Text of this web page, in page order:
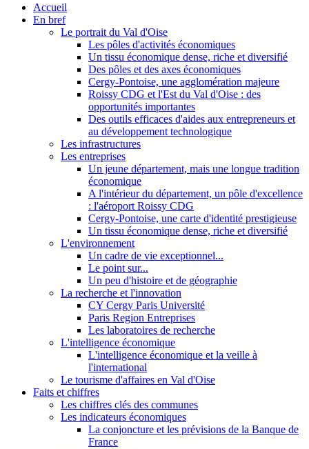
Accueil
En bref
Le portrait du Val d'Oise
Les pôles d'activités économiques
Un tissu économique dense, riche et diversifié
Des pôles et des axes économiques
Cergy-Pontoise, une agglomération majeure
Roissy CDG et l'Est du Val d'Oise : des
opportunités importantes
Des outils efficaces d'aides aux entrepreneurs et
au développement technologique
Les infrastructures
Les entreprises
Un jeune département, mais une longue tradition
économique
A l'intérieur du département, un pôle d'excellence
: l'aéroport Roissy CDG
Cergy-Pontoise, une carte d'identité prestigieuse
Un tissu économique dense, riche et diversifié
L'environnement
Un cadre de vie exceptionnel...
Le point sur...
Un peu d'histoire et de géographie
La recherche et l'innovation
CY Cergy Paris Université
Paris Region Entreprises
Les laboratoires de recherche
L'intelligence économique
L'intelligence économique et la veille à
l'international
Le tourisme d'affaires en Val d'Oise
Faits et chiffres
Les chiffres clés des communes
Les indicateurs économiques
La conjoncture et les prévisions de la Banque de
France